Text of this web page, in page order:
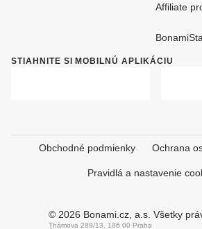
Affiliate
STIAHNITE SI MOBILNÚ APLIKÁCIU
Obchodné podmienky Ochrana
Pravidlá a nastavenie
© 2026 Bonami.cz, a.s. Všetky
Thámova 289/13, 186 00 Praha